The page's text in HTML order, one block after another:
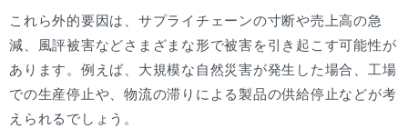
これら外的要因は、サプライチェーンの寸断や売上高の急
減、風評被害などさまざまな形で被害を引き起こす可能性が
あります。例えば、大規模な自然災害が発生した場合、工場
での生産停止や、物流の滞りによる製品の供給停止などが考
えられるでしょう。